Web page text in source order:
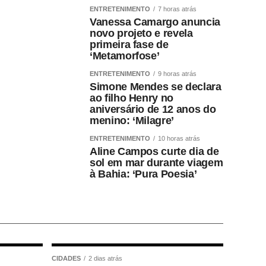
ENTRETENIMENTO 7 horas atrás
Vanessa Camargo anuncia
novo projeto e revela
primeira fase de
‘Metamorfose’
ENTRETENIMENTO 9 horas atrás
Simone Mendes se declara
ao filho Henry no
aniversário de 12 anos do
menino: ‘Milagre’
ENTRETENIMENTO 10 horas atrás
Aline Campos curte dia de
sol em mar durante viagem
à Bahia: ‘Pura Poesia’
CIDADES 2 dias atrás